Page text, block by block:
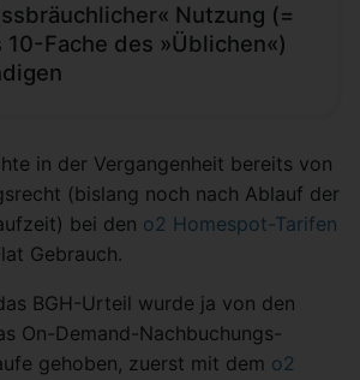
Nutzung (=
10-Fache des »Üblichen«)
in der Vergangenheit bereits von
(bislang noch nach Ablauf der
bei den o2 Homespot-Tarifen
Gebrauch.
BGH-Urteil wurde ja von den
On-Demand-Nachbuchungs-
gehoben, zuerst mit dem o2